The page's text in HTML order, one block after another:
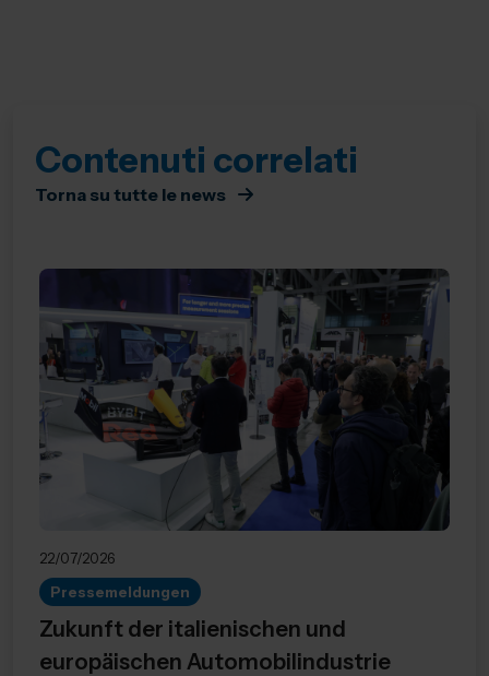
Contenuti correlati
Torna su tutte le news
22/07/2026
Pressemeldungen
Zukunft der italienischen und
europäischen Automobilindustrie